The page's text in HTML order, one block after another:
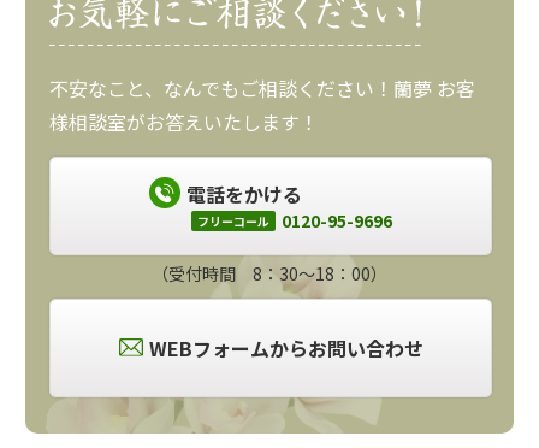
不安なこと、なんでもご相談ください！蘭夢 お客
様相談室がお答えいたします！
電話をかける
フリーコール 0120-95-9696
（受付時間 8：30～18：00）
WEBフォームからお問い合わせ